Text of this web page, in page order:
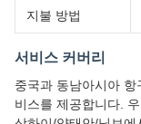
지불 방법
서비스 커버리
중국과 동남아시아
비스를 제공합니다.